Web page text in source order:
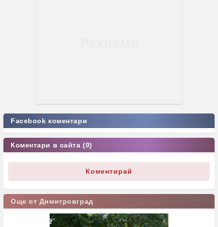
Facebook коментари
Коментари в сайта (0)
Коментирай
Още от Димитровград